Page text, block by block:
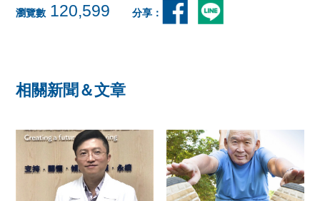
瀏覽數 120,599 分享：
相關新聞＆文章